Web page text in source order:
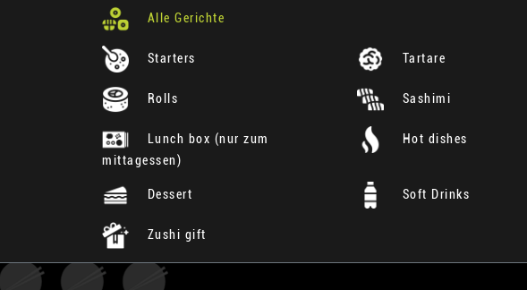
Alle Gerichte
Starters Tartare
Rolls Sashimi
Lunch box (nur zum
mittagessen)
Hot dishes
Dessert Soft Drinks
Zushi gift